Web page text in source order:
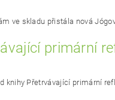
ve skladu přistála nová
primární
knihy Přetrvávající primární